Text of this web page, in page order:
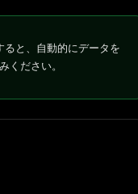
と、自動的にデータを
ください。